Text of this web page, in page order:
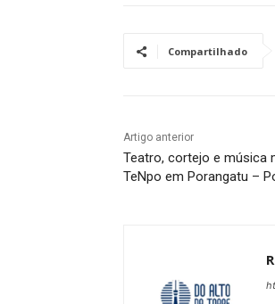
Compartilhado
Artigo anterior
Teatro, cortejo e música
TeNpo em Porangatu –